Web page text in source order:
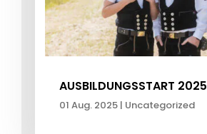
AUSBILDUNGSSTART 2025
01 Aug. 2025 | Uncategorized